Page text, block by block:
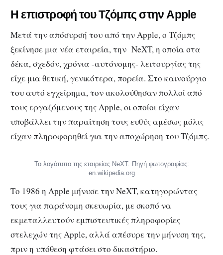
Η επιστροφή του Τζόμπς στην Apple
Μετά την απόσυρσή του από την Apple, ο Τζόμπς
ξεκίνησε μια νέα εταιρεία, την NeXT, η οποία στα
δέκα, σχεδόν, χρόνια -αυτόνομης- λειτουργίας της
είχε μια θετική, γενικότερα, πορεία. Στο καινούργιο
του αυτό εγχείρημα, τον ακολούθησαν πολλοί από
τους εργαζόμενους της Apple, οι οποίοι είχαν
υποβάλλει την παραίτηση τους ευθύς αμέσως μόλις
είχαν πληροφορηθεί για την αποχώρηση του Τζόμπς.
Το λογότυπο της εταιρείας NeXT. Πηγή φωτογραφίας:
en.wikipedia.org
Το 1986 η Apple μήνυσε την NeXT, κατηγορώντας
τους για παράνομη σκευωρία, με σκοπό να
εκμεταλλευτούν εμπιστευτικές πληροφορίες
στελεχών της Apple, αλλά απέσυρε την μήνυση της,
πριν η υπόθεση φτάσει στο δικαστήριο.